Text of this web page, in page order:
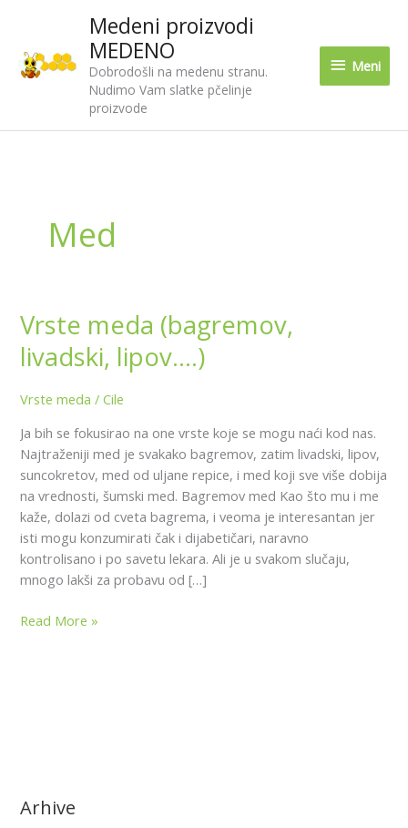
sadržaj
Medeni proizvodi
MEDENO
Dobrodošli na medenu stranu.
Nudimo Vam slatke pčelinje
proizvode
Meni
Arhive
Med
Vrste meda (bagremov,
livadski, lipov….)
Vrste meda /Cile
Ja bih se fokusirao na one vrste koje se mogu naći kod nas.
Najtraženiji med je svakako bagremov, zatim livadski, lipov,
suncokretov, med od uljane repice, i med koji sve više dobija
na vrednosti, šumski med. Bagremov med Kao što mu i me
kaže, dolazi od cveta bagrema, i veoma je interesantan jer
isti mogu konzumirati čak i dijabetičari, naravno
kontrolisano i po savetu lekara. Ali je u svakom slučaju,
mnogo lakši za probavu od […]
Vrste
meda
(bagremov,
lipov….)
Read More »